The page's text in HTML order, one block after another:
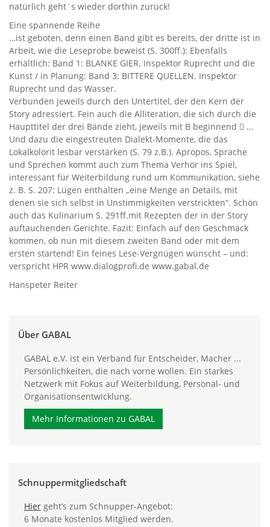
natürlich geht´s wieder dorthin zurück!
Eine spannende Reihe
…ist geboten, denn einen Band gibt es bereits, der dritte ist in
Arbeit, wie die Leseprobe beweist (S. 300ff.): Ebenfalls
erhältlich: Band 1: BLANKE GIER. Inspektor Ruprecht und die
Kunst / in Planung: Band 3: BITTERE QUELLEN. Inspektor
Ruprecht und das Wasser.
Verbunden jeweils durch den Untertitel, der den Kern der
Story adressiert. Fein auch die Alliteration, die sich durch die
Haupttitel der drei Bände zieht, jeweils mit B beginnend  …
Und dazu die eingestreuten Dialekt-Momente, die das
Lokalkolorit lesbar verstärken (S. 79 z.B.). Apropos, Sprache
und Sprechen kommt auch zum Thema Verhör ins Spiel,
interessant für Weiterbildung rund um Kommunikation, siehe
z. B. S. 207: Lügen enthalten „eine Menge an Details, mit
denen sie sich selbst in Unstimmigkeiten verstrickten“. Schön
auch das Kulinarium S. 291ff.mit Rezepten der in der Story
auftauchenden Gerichte. Fazit: Einfach auf den Geschmack
kommen, ob nun mit diesem zweiten Band oder mit dem
ersten startend! Ein feines Lese-Vergnügen wünscht – und:
verspricht HPR www.dialogprofi.de www.gabal.de
Hanspeter Reiter
Über GABAL
GABAL e.V. ist ein Verband für Entscheider, Macher ...
Persönlichkeiten, die nach vorne wollen. Ein starkes
Netzwerk mit Fokus auf Weiterbildung, Personal- und
Organisationsentwicklung.
Mehr Informationen zu GABAL
Schnuppermitgliedschaft
Hier geht’s zum Schnupper-Angebot:
6 Monate kostenlos Mitglied werden.